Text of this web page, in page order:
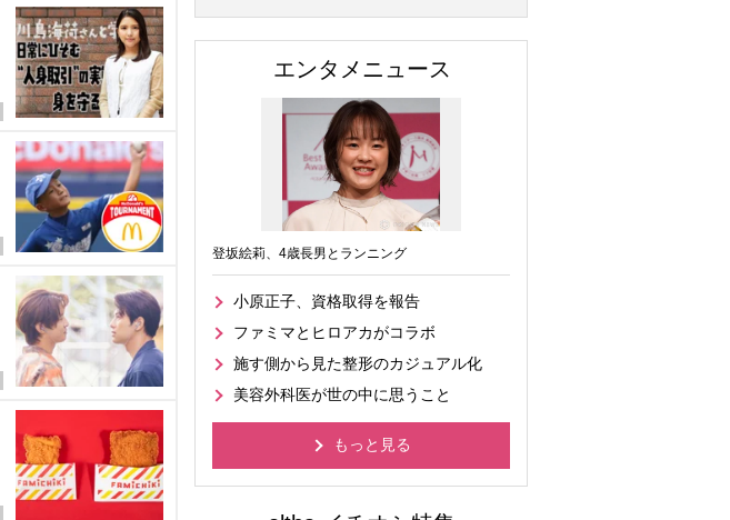
エンタメニュース
登坂絵莉、4歳長男とランニング
小原正子、資格取得を報告
ファミマとヒロアカがコラボ
施す側から見た整形のカジュアル化
美容外科医が世の中に思うこと
もっと見る